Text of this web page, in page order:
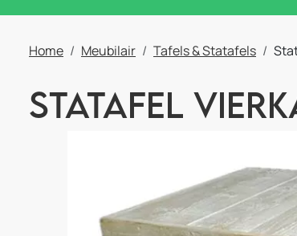
Home Meubilair Tafels & Statafels
Statafel